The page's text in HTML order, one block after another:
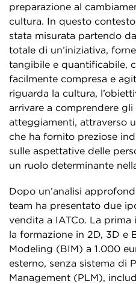
preparazione al
cultura. In questo
stata misurata partendo
totale di un’iniziativa,
tangibile e quantificabile,
facilmente compresa e
riguarda la cultura,
arrivare a comprendere
atteggiamenti, attraverso
che ha fornito preziose
sulle aspettative delle
un ruolo determinante
Dopo un’analisi
team ha presentato due
vendita a IATCo. La prima
la formazione in 2D, 3D e
Modeling (BIM) a 1.000
esterno, senza sistema di
Management (PLM),